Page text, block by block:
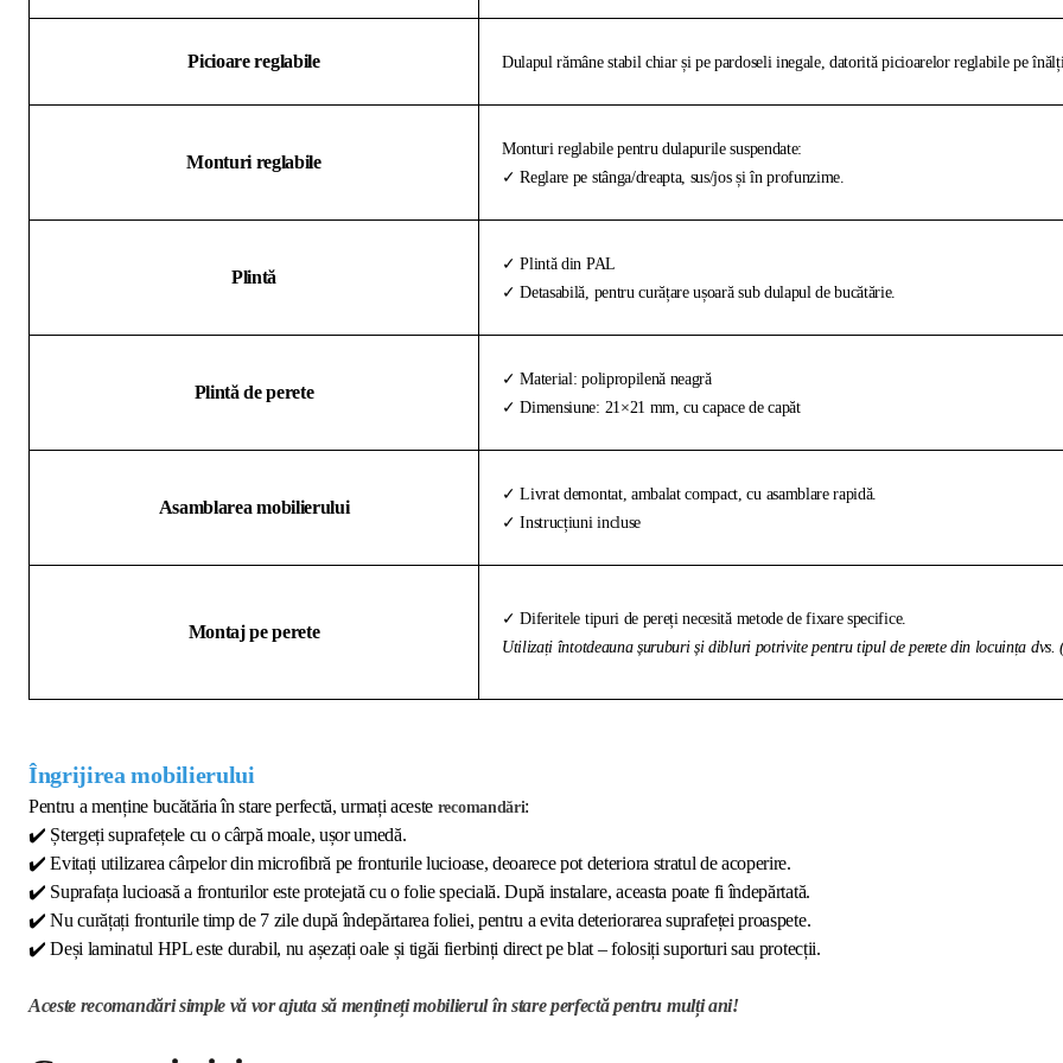
Picioare reglabile Dulapul rămâne stabil chiar și pe pardoseli inegale, datorită picioarelor reglabile pe
Monturi reglabile
Monturi reglabile pentru dulapurile suspendate:
✓ Reglare pe stânga/dreapta, sus/jos și în profunzime.
Plintă
✓ Plintă din PAL
✓ Detasabilă, pentru curățare ușoară sub dulapul de bucătărie.
Plintă de perete
✓ Material: polipropilenă neagră
✓ Dimensiune: 21×21 mm, cu capace de capăt
Asamblarea mobilierului
✓ Livrat demontat, ambalat compact, cu asamblare rapidă.
✓ Instrucțiuni incluse
Montaj pe perete
✓ Diferitele tipuri de pereți necesită metode de fixare specifice.
Utilizați întotdeauna șuruburi și dibluri potrivite pentru tipul de perete din locuința dvs.
Îngrijirea mobilierului
Pentru a menține bucătăria în stare perfectă, urmați aceste recomandări:
✔️ Ștergeți suprafețele cu o cârpă moale, ușor umedă.
✔️ Evitați utilizarea cârpelor din microfibră pe fronturile lucioase, deoarece pot deteriora stratul de acoperire.
✔️ Suprafața lucioasă a fronturilor este protejată cu o folie specială. După instalare, aceasta poate fi îndepărtată.
✔️ Nu curățați fronturile timp de 7 zile după îndepărtarea foliei, pentru a evita deteriorarea suprafeței proaspete.
✔️ Deși laminatul HPL este durabil, nu așezați oale și tigăi fierbinți direct pe blat – folosiți suporturi sau protecții.
Aceste recomandări simple vă vor ajuta să mențineți mobilierul în stare perfectă pentru mulți ani!